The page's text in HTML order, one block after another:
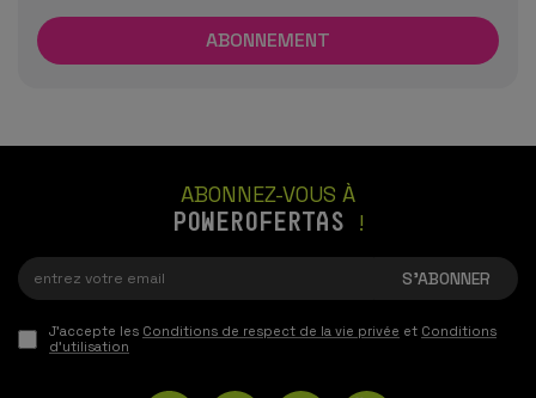
ABONNEZ-VOUS À
POWEROFERTAS !
J'accepte les Conditions de respect de la vie privée et Conditions
d'utilisation